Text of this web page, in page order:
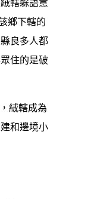
轄躲語意
鄉下轄的
良多人都
住的是破
絨轄成為
和邊境小